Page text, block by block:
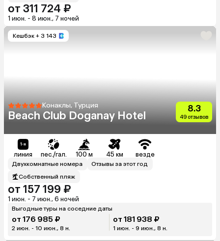
от 311 724 ₽
1 июн. - 8 июн., 7 ночей
Кешбэк + 3 143
Конаклы, Турция
Beach Club Doganay Hotel
8.3
49 отзывов
линия пес./гал. 100 м 45 км везде
Двухкомнатные номера
Отзывы за этот год
Собственный пляж
от 157 199 ₽
1 июн. - 7 июн., 6 ночей
Выгодные туры на соседние даты
от 176 985 ₽
2 июн. - 10 июн., 8 н.
от 181 938 ₽
1 июн. - 9 июн., 8 н.